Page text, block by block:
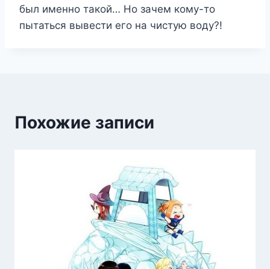
был именно такой… Но зачем кому-то
пытаться вывести его на чистую воду?!
Похожие записи